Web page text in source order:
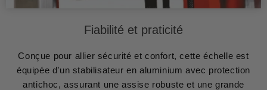
Fiabilité et praticité
Conçue pour allier sécurité et confort, cette échelle est
équipée d’un stabilisateur en aluminium avec protection
antichoc, assurant une assise robuste et une grande